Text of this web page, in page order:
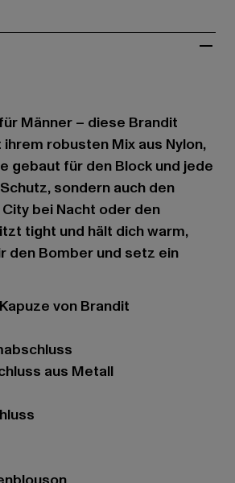
Männer – diese Brandit
robusten Mix aus Nylon,
gebaut für den Block und jede
sondern auch den
bei Nacht oder den
tight und hält dich warm,
den Bomber und setz ein
von Brandit
aus Metall